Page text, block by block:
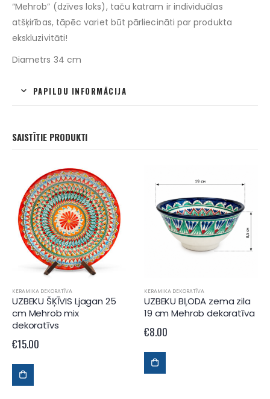
“Mehrob” (dzīves loks), taču katram ir individuālas
atšķirības, tāpēc variet būt pārliecināti par produkta
ekskluzivitāti!
Diametrs 34 cm
PAPILDU INFORMĀCIJA
SAISTĪTIE PRODUKTI
KERAMIKA DEKORATĪVA
UZBEKU ŠĶĪVIS Ljagan 25
cm Mehrob mix
dekoratīvs
€15.00
KERAMIKA DEKORATĪVA
UZBEKU BĻODA zema zila
19 cm Mehrob dekoratīva
€8.00